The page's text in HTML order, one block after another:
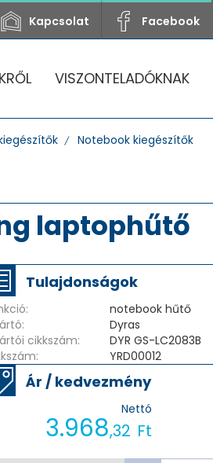
Kapcsolat Facebook
VISZONTELADÓKNAK
Notebook kiegészítők
laptophűtő
Tulajdonságok
notebook hűtő
Dyras
cikkszám:
DYR GS-LC2083B
YRD00012
Ár / kedvezmény
Nettó
3.968,32 Ft